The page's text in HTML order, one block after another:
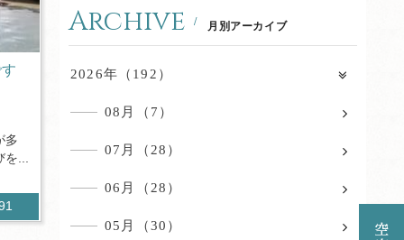
多
...
Archive 月別アーカイブ
2026年（192）
08月（7）
07月（28）
06月（28）
05月（30）